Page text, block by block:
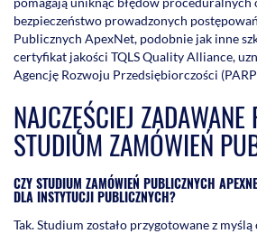
bezpieczeństwo prowadzonych
Publicznych ApexNet, podobnie jak inne
certyfikat jakości TQLS Quality Alliance,
Agencję Rozwoju Przedsiębiorczości
NAJCZĘŚCIEJ
STUDIUM ZAMÓWIEŃ
CZY STUDIUM ZAMÓWIEŃ PUBLICZNYCH
DLA INSTYTUCJI PUBLICZNYCH?
Tak. Studium zostało przygotowane z